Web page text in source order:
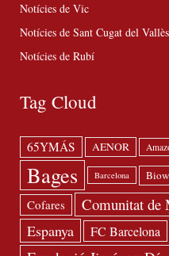
Notícies de Vic
Notícies de Sant Cugat del Vallès
Notícies de Rubí
Tag Cloud
65YMÁS AENOR
Bages Barcelona Biow
Cofares Comunitat de
Espanya FC Barcelona